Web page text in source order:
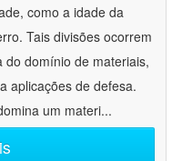
como a idade da
Tais divisões ocorrem
domínio de materiais,
aplicações de defesa.
um materi...